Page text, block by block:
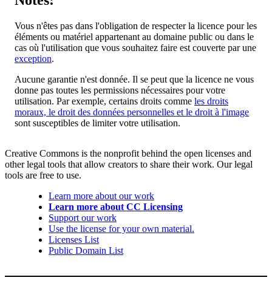
Vous n'êtes pas dans l'obligation de respecter la licence pour les
éléments ou matériel appartenant au domaine public ou dans le
cas où l'utilisation que vous souhaitez faire est couverte par une
exception.
Aucune garantie n'est donnée. Il se peut que la licence ne vous
donne pas toutes les permissions nécessaires pour votre
utilisation. Par exemple, certains droits comme les droits
moraux, le droit des données personnelles et le droit à l'image
sont susceptibles de limiter votre utilisation.
Creative Commons is the nonprofit behind the open licenses and
other legal tools that allow creators to share their work. Our legal
tools are free to use.
Learn more about our work
Learn more about CC Licensing
Support our work
Use the license for your own material.
Licenses List
Public Domain List